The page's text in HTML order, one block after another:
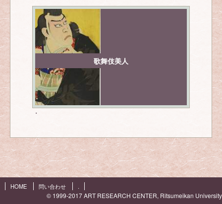
歌舞伎美人
・
HOME 問い合わせ .
© 1999-2017 ART RESEARCH CENTER, Ritsumeikan University